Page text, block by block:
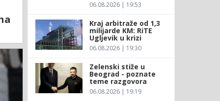
06.08.2026 | 19:53
Kraj arbitraže od 1,3
milijarde KM: RiTE
Ugljevik u krizi
06.08.2026 | 19:30
Zelenski stiže u
Beograd - poznate
teme razgovora
06.08.2026 | 19:19